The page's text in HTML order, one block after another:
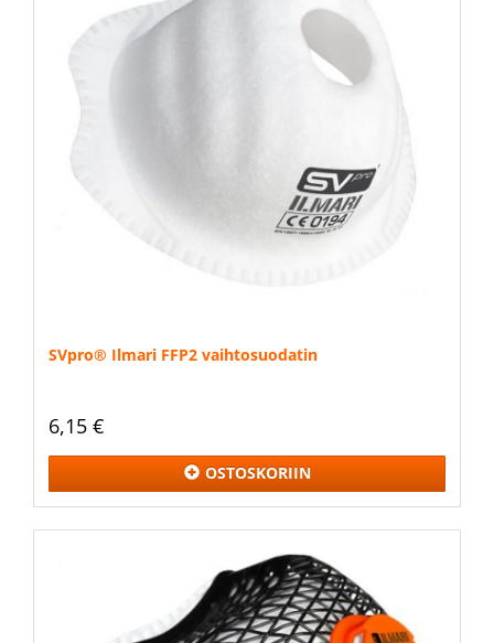
SVpro® Ilmari FFP2 vaihtosuodatin
6,15 €
OSTOSKORIIN